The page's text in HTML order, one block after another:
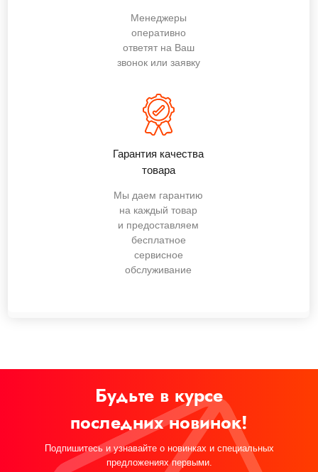
Гарантия качества
товара
Мы даем гарантию
на каждый товар
и предоставляем
бесплатное
сервисное
обслуживание
Менеджеры
оперативно
ответят на Ваш
звонок или заявку
Будьте в курсе
последних новинок!
Подпишитесь и узнавайте о новинках и специальных
предложениях первыми.